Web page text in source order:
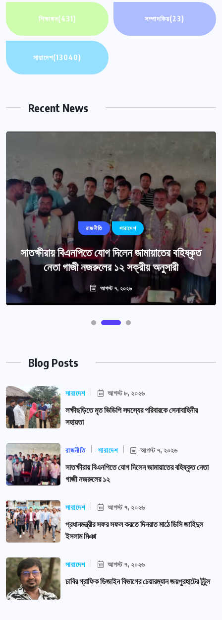
শিক্ষাঙ্গন(431) সম্পাদকিয়(23)
সারাদেশ(13040)
Recent News
রাজনীতি সারাদেশ
সাতক্ষীরায় বিএনপিতে যোগ দিলেন জামায়াতের বহিষ্কৃত
নেতা গাজী নজরুলের ১২ সক্রীয় অনুসারী
আগস্ট ৭, ২০২৬
Blog Posts
সারাদেশ আগস্ট ৮, ২০২৬
লক্ষীছড়িতে মৃত ভিডিপি সদস্যের পরিবারকে সেনাবাহিনীর
সহায়তা
রাজনীতি সারাদেশ আগস্ট ৭, ২০২৬
সাতক্ষীরায় বিএনপিতে যোগ দিলেন জামায়াতের বহিষ্কৃত নেতা
গাজী নজরুলের ১২
সারাদেশ আগস্ট ৭, ২০২৬
প্রধানমন্ত্রীর সফর সফল করতে দিনরাত মাঠে ডিসি জাহিদুল
ইসলাম মিঞা
সারাদেশ আগস্ট ৭, ২০২৬
ঢাবির গ্রাফিক ডিজাইন বিভাগের চেয়ারম্যান জয়পুরহাটের টুটুল